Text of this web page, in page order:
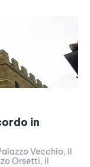
in
Vecchio, il
Orsetti, il